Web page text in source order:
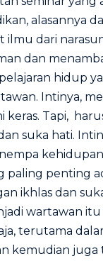
alasannya
ilmu dari
dan
hidup
Intinya,
keras. Tapi,
suka hati.
paling penting
ikhlas dan
wartawan
terutama
kemudian juga